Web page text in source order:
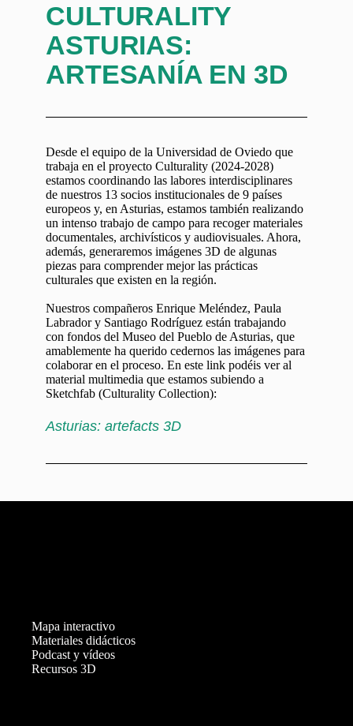
CULTURALITY
ASTURIAS:
ARTESANÍA EN 3D
Desde el equipo de la Universidad de Oviedo que
trabaja en el proyecto Culturality (2024-2028)
estamos coordinando las labores interdisciplinares
de nuestros 13 socios institucionales de 9 países
europeos y, en Asturias, estamos también realizando
un intenso trabajo de campo para recoger materiales
documentales, archivísticos y audiovisuales. Ahora,
además, generaremos imágenes 3D de algunas
piezas para comprender mejor las prácticas
culturales que existen en la región.
Nuestros compañeros Enrique Meléndez, Paula
Labrador y Santiago Rodríguez están trabajando
con fondos del Museo del Pueblo de Asturias, que
amablemente ha querido cedernos las imágenes para
colaborar en el proceso. En este link podéis ver al
material multimedia que estamos subiendo a
Sketchfab (Culturality Collection):
Asturias: artefacts 3D
Mapa interactivo
Materiales didácticos
Podcast y vídeos
Recursos 3D